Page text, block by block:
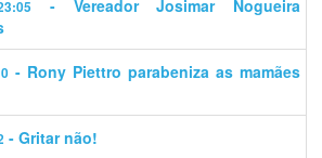
- Vereador Josimar Nogueira
- Rony Piettro parabeniza as mamães
- Gritar não!